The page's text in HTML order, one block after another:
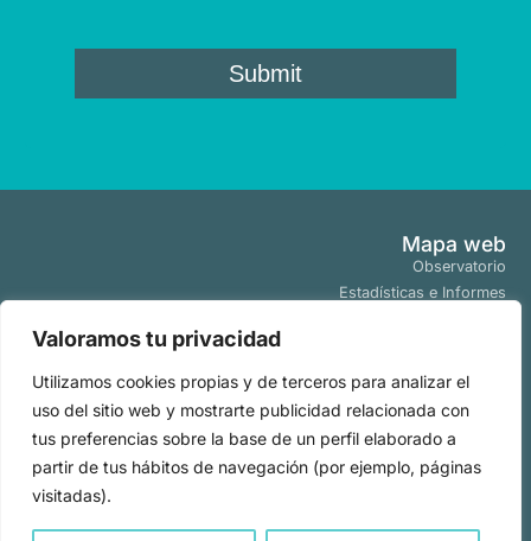
Valoramos tu privacidad
Utilizamos cookies propias y de terceros para analizar el
uso del sitio web y mostrarte publicidad relacionada con
tus preferencias sobre la base de un perfil elaborado a
partir de tus hábitos de navegación (por ejemplo, páginas
visitadas).
Mapa web
Observatorio
Estadísticas e Informes
Tendencias
Políticas
Aviso Legal
Todos los derechos2026